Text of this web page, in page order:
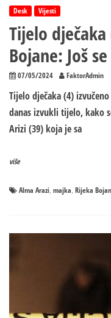
Desk
Vijesti
Tijelo
Bojane: Još
07/05/2024 FaktorAdmin
Tijelo dječaka (4)
danas izvukli tijelo, kako
Arizi (39) koja je sa
više
Alma Arazi, majka, Rijeka